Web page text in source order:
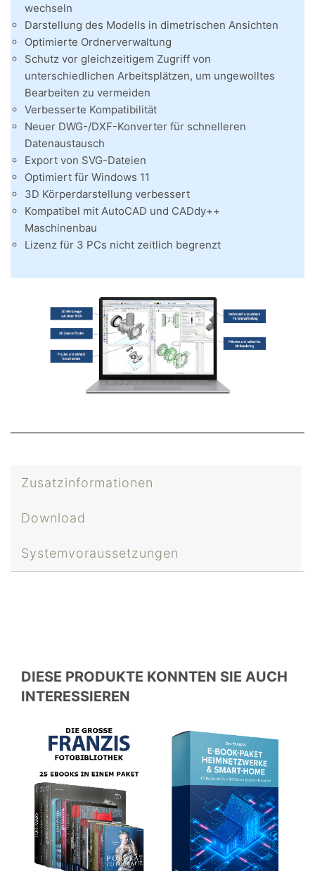
wechseln
Darstellung des Modells in dimetrischen Ansichten
Optimierte Ordnerverwaltung
Schutz vor gleichzeitigem Zugriff von
unterschiedlichen Arbeitsplätzen, um ungewolltes
Bearbeiten zu vermeiden
Verbesserte Kompatibilität
Neuer DWG-/DXF-Konverter für schnelleren
Datenaustausch
Export von SVG-Dateien
Optimiert für Windows 11
3D Körperdarstellung verbessert
Kompatibel mit AutoCAD und CADdy++
Maschinenbau
Lizenz für 3 PCs nicht zeitlich begrenzt
Zusatzinformationen
Download
Systemvoraussetzungen
DIESE PRODUKTE KONNTEN SIE AUCH
INTERESSIEREN